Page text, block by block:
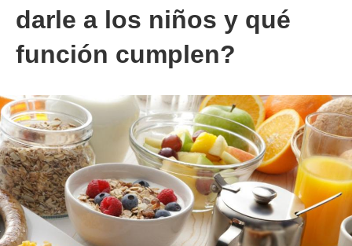
darle a los niños y qué
función cumplen?